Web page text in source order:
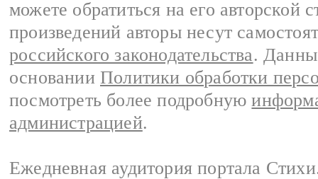
можете обратиться на его авторской
произведений авторы несут
российского законодательства.
основании Политики обработки
посмотреть более подробную
администрацией.
Ежедневная аудитория портала